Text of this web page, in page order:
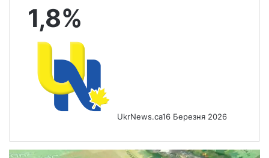
1,8%
UkrNews.ca16 Березня 2026